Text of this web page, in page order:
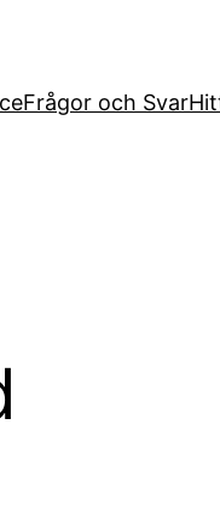
Frågor och Svar